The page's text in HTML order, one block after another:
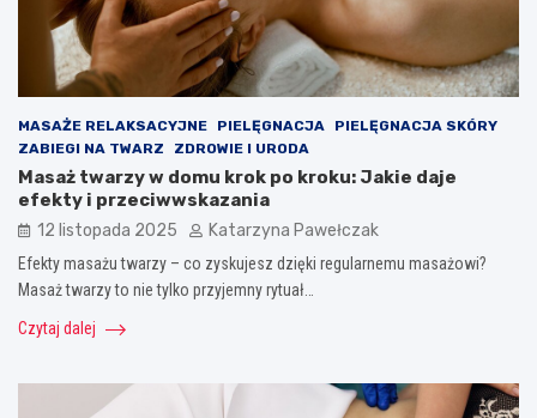
MASAŻE RELAKSACYJNE PIELĘGNACJA
PIELĘGNACJA SKÓRY
ZABIEGI NA TWARZ
ZDROWIE I URODA
Masaż twarzy w domu krok po kroku: Jakie daje
efekty i przeciwwskazania
12 listopada 2025 Katarzyna Pawełczak
Efekty masażu twarzy – co zyskujesz dzięki regularnemu masażowi?
Masaż twarzy to nie tylko przyjemny rytuał…
Czytaj dalej